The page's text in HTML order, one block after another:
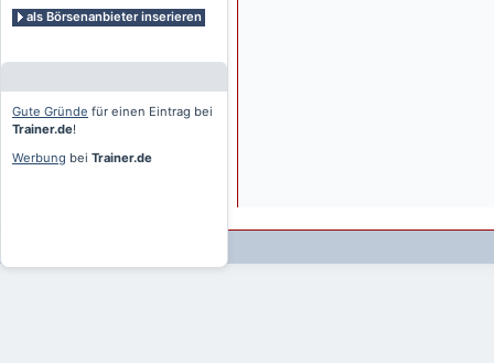
als Börsenanbieter inserieren
Gute Gründe für einen Eintrag bei
Trainer.de!
Werbung bei Trainer.de